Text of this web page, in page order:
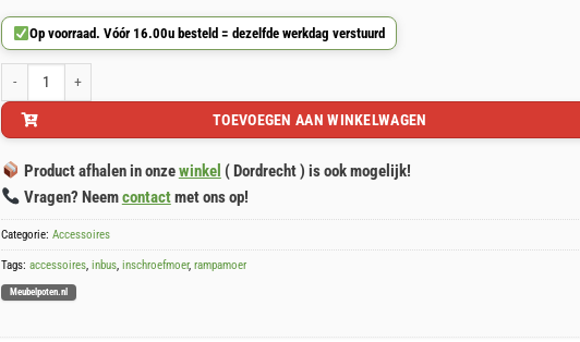
23
uren,
en
4
seconden
Op voorraad. Vóór 16.00u besteld = dezelfde werkdag verstuurd
Inschroefmoer rampamoer inbus M8x15mm aantal
TOEVOEGEN AAN WINKELWAGEN
Product afhalen in onzewinkel ( Dordrecht ) is ook mogelijk!
Vragen? Neemcontactmet ons op!
Categorie:Accessoires
Tags:accessoires,inbus,inschroefmoer,rampamoer
Meubelpoten.nl